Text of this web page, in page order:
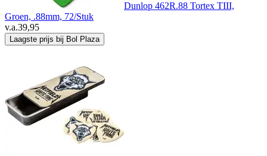
Dunlop 462R.88 Tortex TIII,
Groen, .88mm, 72/Stuk
v.a.39,95
Laagste prijs bij Bol Plaza